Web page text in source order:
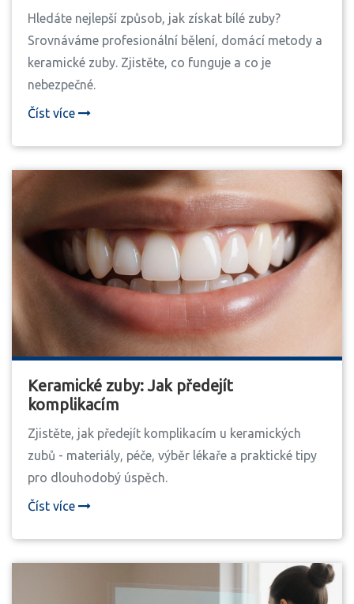
Hledáte nejlepší způsob, jak získat bílé zuby?
Srovnáváme profesionální bělení, domácí metody a
keramické zuby. Zjistěte, co funguje a co je
nebezpečné.
Číst více
Keramické zuby: Jak předejít
komplikacím
Zjistěte, jak předejít komplikacím u keramických
zubů - materiály, péče, výběr lékaře a praktické tipy
pro dlouhodobý úspěch.
Číst více